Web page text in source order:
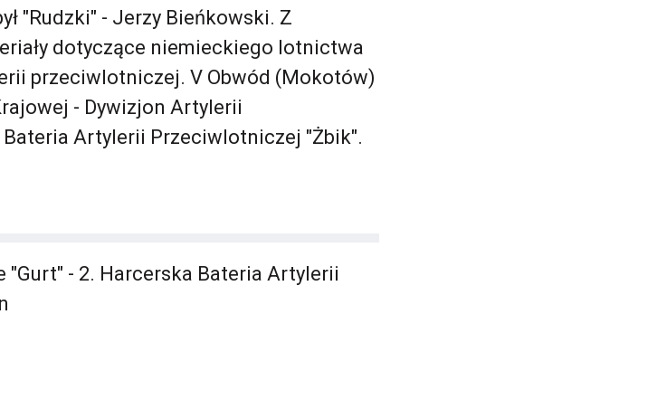
"Rudzki" - Jerzy Bieńkowski. Z
dotyczące niemieckiego lotnictwa
przeciwlotniczej. V Obwód (Mokotów)
- Dywizjon Artylerii
Artylerii Przeciwlotniczej "Żbik".
"Gurt" - 2. Harcerska Bateria Artylerii